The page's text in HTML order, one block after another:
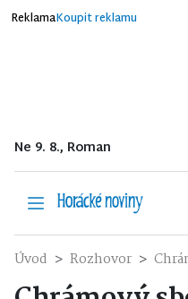
ReklamaKoupit reklamu
Ne 9. 8., Roman
Úvod Rozhovor